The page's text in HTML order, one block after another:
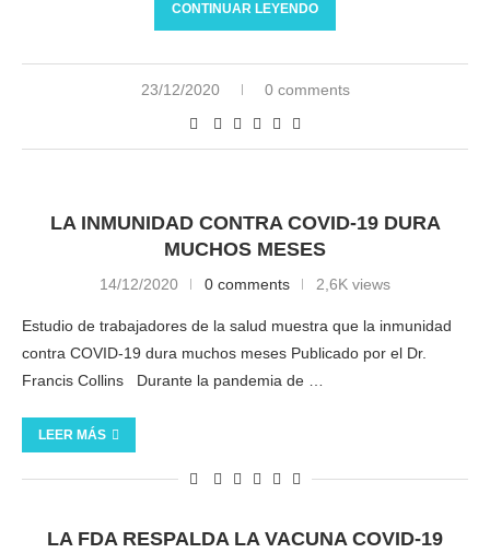
CONTINUAR LEYENDO
23/12/2020 0 comments
LA INMUNIDAD CONTRA COVID-19 DURA
MUCHOS MESES
14/12/2020 0 comments 2,6K views
Estudio de trabajadores de la salud muestra que la inmunidad
contra COVID-19 dura muchos meses Publicado por el Dr.
Francis Collins Durante la pandemia de …
LEER MÁS
LA FDA RESPALDA LA VACUNA COVID-19